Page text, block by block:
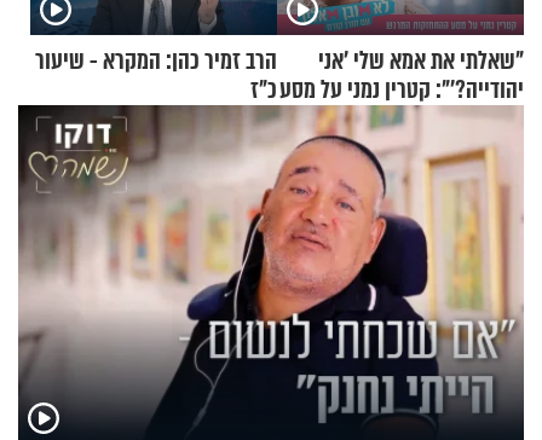
"שאלתי את אמא שלי 'אני
יהודייה?'": קטרין נמני על מסע
ההתחזקות המרגש
הרב זמיר כהן: המקרא - שיעור
כ"ז